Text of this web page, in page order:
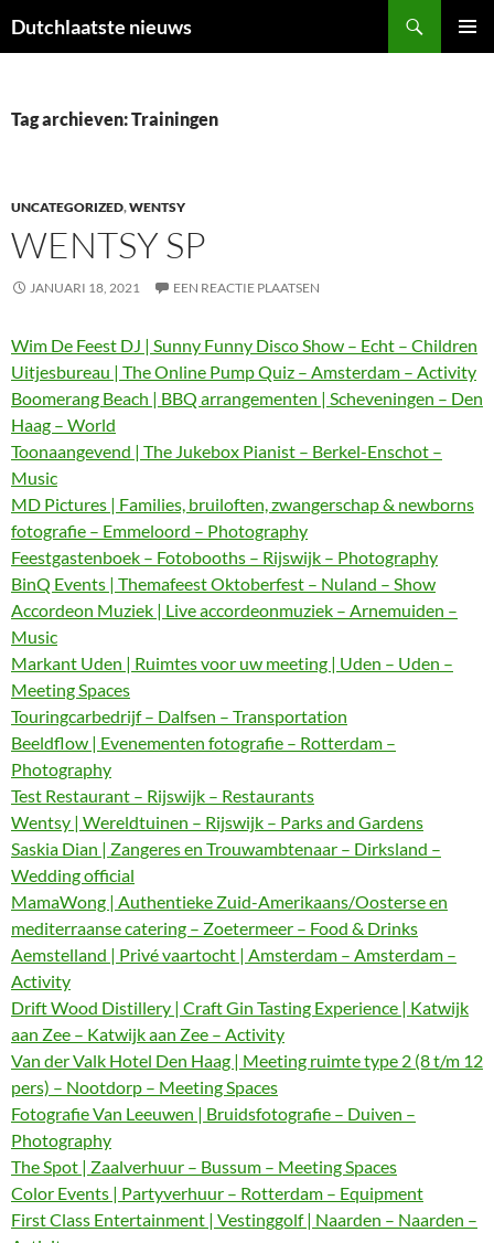
naar
Dutchlaatste nieuws
Tag archieven: Trainingen
UNCATEGORIZED,WENTSY
WENTSY SP
JANUARI 18, 2021 EEN REACTIE PLAATSEN
Wim De Feest DJ | Sunny Funny Disco Show – Echt – Children
Uitjesbureau | The Online Pump Quiz – Amsterdam – Activity
Boomerang Beach | BBQ arrangementen | Scheveningen – Den
Haag – World
Toonaangevend | The Jukebox Pianist – Berkel-Enschot –
Music
MD Pictures | Families, bruiloften, zwangerschap & newborns
fotografie – Emmeloord – Photography
Feestgastenboek – Fotobooths – Rijswijk – Photography
BinQ Events | Themafeest Oktoberfest – Nuland – Show
Accordeon Muziek | Live accordeonmuziek – Arnemuiden –
Music
Markant Uden | Ruimtes voor uw meeting | Uden – Uden –
Meeting Spaces
Touringcarbedrijf – Dalfsen – Transportation
Beeldflow | Evenementen fotografie – Rotterdam –
Photography
Test Restaurant – Rijswijk – Restaurants
Wentsy | Wereldtuinen – Rijswijk – Parks and Gardens
Saskia Dian | Zangeres en Trouwambtenaar – Dirksland –
Wedding official
MamaWong | Authentieke Zuid-Amerikaans/Oosterse en
mediterraanse catering – Zoetermeer – Food & Drinks
Aemstelland | Privé vaartocht | Amsterdam – Amsterdam –
Activity
Drift Wood Distillery | Craft Gin Tasting Experience | Katwijk
aan Zee – Katwijk aan Zee – Activity
Van der Valk Hotel Den Haag | Meeting ruimte type 2 (8 t/m 12
pers) – Nootdorp – Meeting Spaces
Fotografie Van Leeuwen | Bruidsfotografie – Duiven –
Photography
The Spot | Zaalverhuur – Bussum – Meeting Spaces
Color Events | Partyverhuur – Rotterdam – Equipment
First Class Entertainment | Vestinggolf | Naarden – Naarden –